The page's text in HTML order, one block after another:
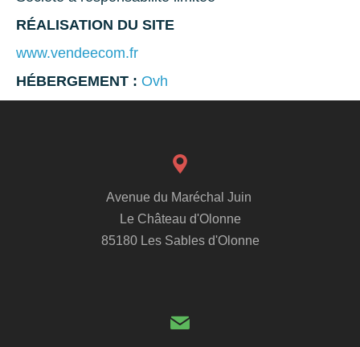
RÉALISATION DU SITE
www.vendeecom.fr
HÉBERGEMENT : Ovh
Avenue du Maréchal Juin
Le Château d'Olonne
85180 Les Sables d'Olonne